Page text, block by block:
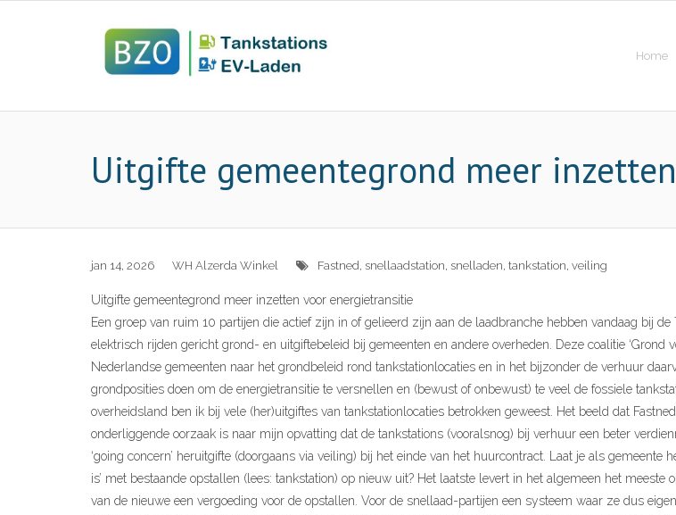
Home
Uitgifte gemeentegrond meer
jan 14, 2026 WH Alzerda Winkel Fastned, snellaadstation, snelladen, tankstation, veiling
Uitgifte gemeentegrond meer inzetten voor energietransitie
Een groep van ruim 10 partijen die actief zijn in of gelieerd zijn aan de laadbranche hebben vandaag bij
elektrisch rijden gericht grond- en uitgiftebeleid bij gemeenten en andere overheden. Deze coalitie ‘Grond
Nederlandse gemeenten naar het grondbeleid rond tankstationlocaties en in het bijzonder de verhuur
grondposities doen om de energietransitie te versnellen en (bewust of onbewust) te veel de fossiele
overheidsland ben ik bij vele (her)uitgiftes van tankstationlocaties betrokken geweest. Het beeld dat
onderliggende oorzaak is naar mijn opvatting dat de tankstations (vooralsnog) bij verhuur een beter
‘going concern’ heruitgifte (doorgaans via veiling) bij het einde van het huurcontract. Laat je als
is’ met bestaande opstallen (lees: tankstation) op nieuw uit? Het laatste levert in het algemeen het
van de nieuwe een vergoeding voor de opstallen. Voor de snellaad-partijen een systeem waar ze dus